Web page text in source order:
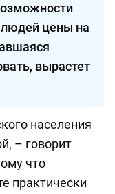
людей цены на
вырастет
населения
– говорит
что
практически